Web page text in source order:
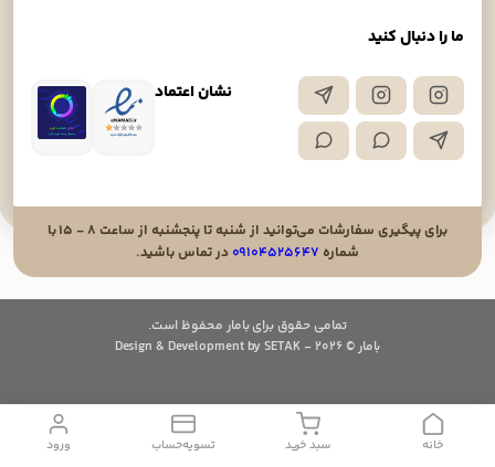
ما را دنبال کنید
نشان اعتماد
برای پیگیری سفارشات می‌توانید از شنبه تا پنجشنبه از ساعت ۸ - ۱۵ با
شماره ۰۹۱۰۴۵۲۵۶۴۷در تماس باشید.
خانه سبد خرید تسویه‌حساب ورود
تمامی حقوق برای بامار محفوظ است.
بامار © 2026 - Design & Development by SETAK